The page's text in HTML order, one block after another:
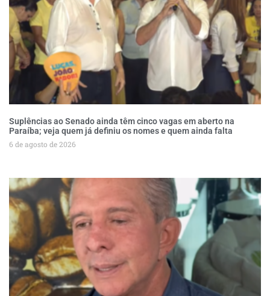
Suplências ao Senado ainda têm cinco vagas em aberto na
Paraíba; veja quem já definiu os nomes e quem ainda falta
6 de agosto de 2026